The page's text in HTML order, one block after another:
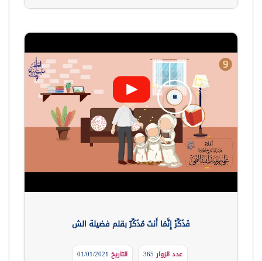
فَذَكِّرْ إِنَّمَا أَنتَ مُذَكِّرٌ بقلم فضيلة الش
عدد الزوار 365 التاريخ